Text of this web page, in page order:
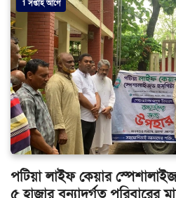
1 সপ্তাহ আগে
পটিয়া লাইফ কেয়ার
৫ হাজার বন্যাদুর্গত পরিবারের